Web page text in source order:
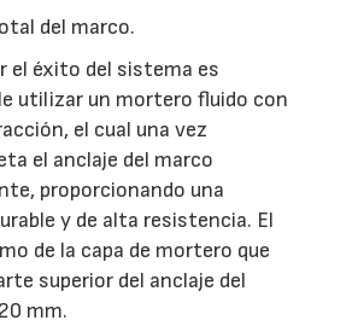
del marco.
el éxito del sistema es
utilizar un mortero fluido con
el cual una vez
el anclaje del marco
proporcionando una
y de alta resistencia. El
de la capa de mortero que
superior del anclaje del
mm.